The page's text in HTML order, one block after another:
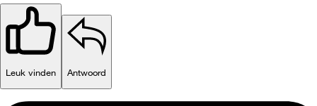
Leuk vinden Antwoord